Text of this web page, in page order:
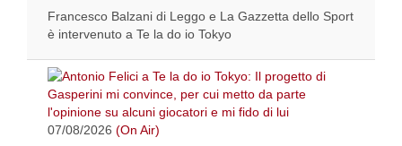
Francesco Balzani di Leggo e La Gazzetta dello Sport
è intervenuto a Te la do io Tokyo
07/08/2026 (On Air)